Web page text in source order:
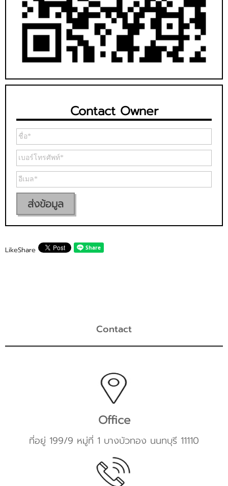
Contact Owner
ส่งข้อมูล
LikeShare
Contact
Office
ที่อยู่ 199/9 หมู่ที่ 1 บางบัวทอง นนทบุรี 11110